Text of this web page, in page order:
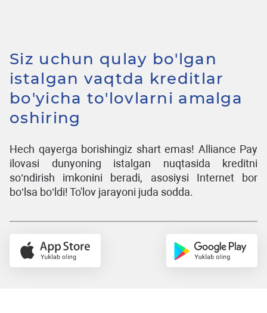
Siz uchun qulay bo'lgan
istalgan vaqtda kreditlar
bo'yicha to'lovlarni amalga
oshiring
Hech qayerga borishingiz shart emas! Alliance Pay
ilovasi dunyoning istalgan nuqtasida kreditni
so’ndirish imkonini beradi, asosiysi Internet bor
bo’lsa bo’ldi! To'lov jarayoni juda sodda.